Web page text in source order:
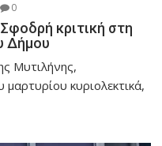
0
κριτική στη
Δήμου
Μυτιλήνης,
κυριολεκτικά,